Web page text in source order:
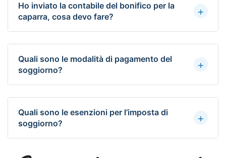
Ho inviato la contabile del bonifico per la
caparra, cosa devo fare?
+
Quali sono le modalità di pagamento del
soggiorno?
+
Quali sono le esenzioni per l’imposta di
soggiorno?
+